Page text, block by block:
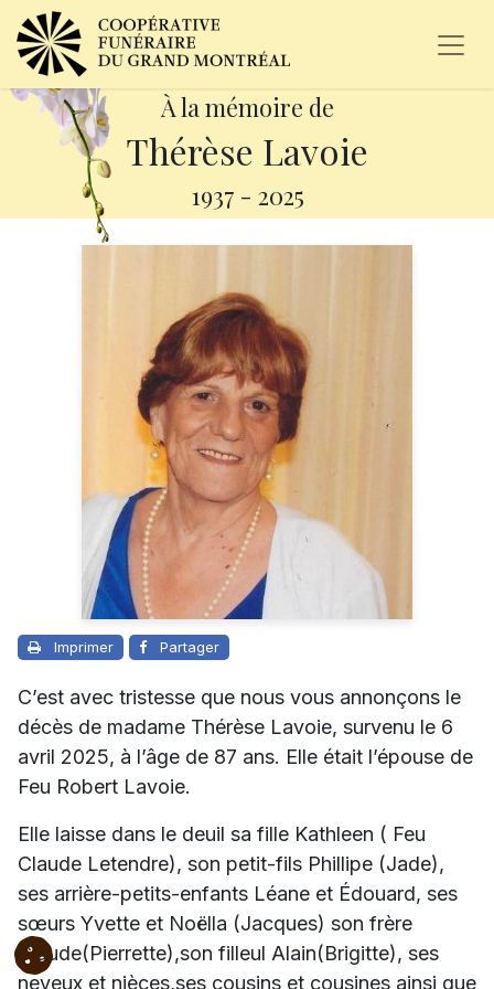
À la mémoire de
Thérèse Lavoie
1937 - 2025
Imprimer Partager
C’est avec tristesse que nous vous annonçons le
décès de madame Thérèse Lavoie, survenu le 6
avril 2025, à l’âge de 87 ans. Elle était l’épouse de
Feu Robert Lavoie.
Elle laisse dans le deuil sa fille Kathleen ( Feu
Claude Letendre), son petit-fils Phillipe (Jade),
ses arrière-petits-enfants Léane et Édouard, ses
sœurs Yvette et Noëlla (Jacques) son frère
Claude(Pierrette),son filleul Alain(Brigitte), ses
neveux et nièces,ses cousins et cousines ainsi que